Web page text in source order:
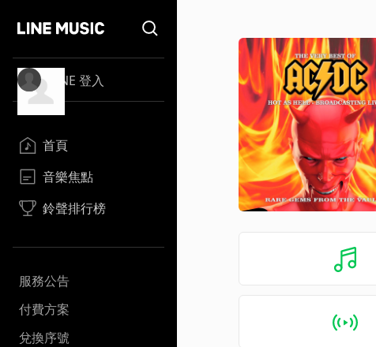
LINE 登入
首頁
音樂焦點
鈴聲排行榜
服務公告
付費方案
兌換序號